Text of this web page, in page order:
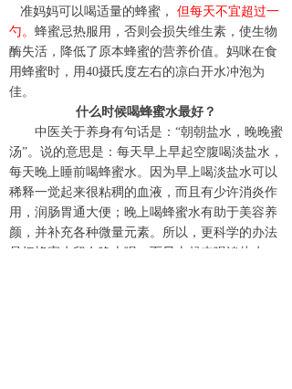
准妈妈可以喝适量的蜂蜜，
但每天不宜超过一
勺。 蜂蜜忌热服用，否则会损失维生素，使生物
酶失活，降低了原本蜂蜜的营养价值。妈咪在食
用蜂蜜时，用40摄氏度左右的凉白开水冲泡为
佳。
什么时候喝蜂蜜水最好？
中医关于养身有句话是：“朝朝盐水，晚晚蜜
汤”。说的意思是：每天早上早起空腹喝淡盐水，
每天晚上睡前喝蜂蜜水。因为早上喝淡盐水可以
稀释一觉起来很粘稠的血液，而且有少许消炎作
用，润肠胃通大便；晚上喝蜂蜜水有助于美容养
颜，并补充各种微量元素。所以，更科学的办法
是把蜂蜜水留在晚上喝，而早上起来喝淡盐水。